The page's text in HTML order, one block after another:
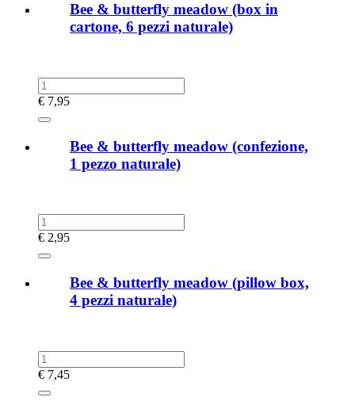
Bee & butterfly meadow (box in
cartone, 6 pezzi naturale)
€ 7,95
Bee & butterfly meadow (confezione,
1 pezzo naturale)
€ 2,95
Bee & butterfly meadow (pillow box,
4 pezzi naturale)
€ 7,45